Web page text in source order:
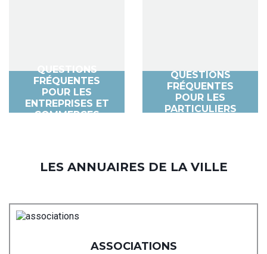
QUESTIONS
FRÉQUENTES
POUR LES
ENTREPRISES ET
COMMERCES
QUESTIONS
FRÉQUENTES
POUR LES
PARTICULIERS
LES ANNUAIRES DE LA VILLE
ASSOCIATIONS